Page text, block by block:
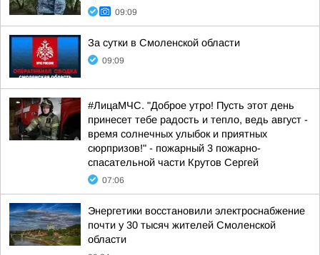
09:09
За сутки в Смоленской области
09:09
#ЛицаМЧС. "Доброе утро! Пусть этот день
принесет тебе радость и тепло, ведь август -
время солнечных улыбок и приятных
сюрпризов!" - пожарный 3 пожарно-
спасательной части Крутов Сергей
07:06
Энергетики восстановили электроснабжение
почти у 30 тысяч жителей Смоленской
области